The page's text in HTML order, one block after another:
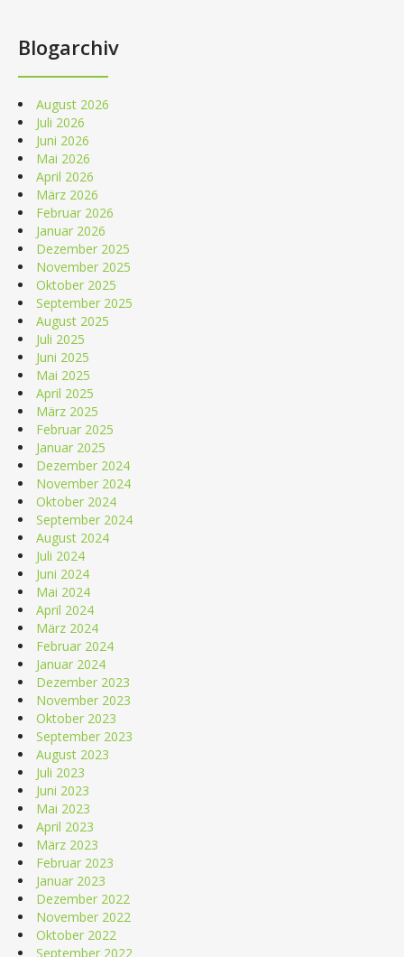
Blogarchiv
August 2026
Juli 2026
Juni 2026
Mai 2026
April 2026
März 2026
Februar 2026
Januar 2026
Dezember 2025
November 2025
Oktober 2025
September 2025
August 2025
Juli 2025
Juni 2025
Mai 2025
April 2025
März 2025
Februar 2025
Januar 2025
Dezember 2024
November 2024
Oktober 2024
September 2024
August 2024
Juli 2024
Juni 2024
Mai 2024
April 2024
März 2024
Februar 2024
Januar 2024
Dezember 2023
November 2023
Oktober 2023
September 2023
August 2023
Juli 2023
Juni 2023
Mai 2023
April 2023
März 2023
Februar 2023
Januar 2023
Dezember 2022
November 2022
Oktober 2022
September 2022